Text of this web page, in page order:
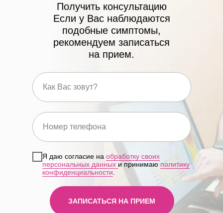
Получить консультацию
Если у Вас наблюдаются
подобные симптомы,
рекомендуем записаться
на прием.
Я даю согласие на обработку своих
персональных данных и принимаюполитику
конфиденциальности.
ЗАПИСАТЬСЯ НА ПРИЕМ
Клиника осуществляет деятельность
на основании медицинских лицензий
Минздрава России
Л041-01137-77/00321275 и
Л041-01137-77/01173714